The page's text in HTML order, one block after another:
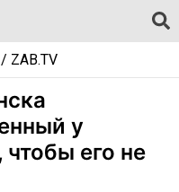
ZAB.TV
у
его не